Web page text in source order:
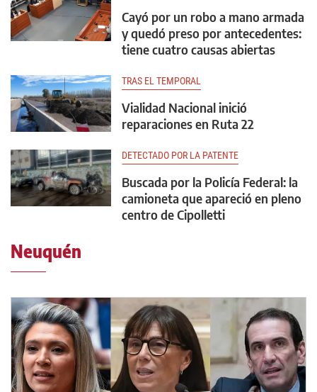
Cayó por un robo a mano armada
y quedó preso por antecedentes:
tiene cuatro causas abiertas
TRAS EL TEMPORAL
Vialidad Nacional inició
reparaciones en Ruta 22
DETECTADO POR LA PATENTE
Buscada por la Policía Federal: la
camioneta que apareció en pleno
centro de Cipolletti
Neuquén